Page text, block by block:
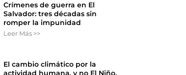
Crímenes de guerra en El
Salvador: tres décadas sin
romper la impunidad
Leer Más >>
El cambio climático por la
actividad humana, y no El Niño,